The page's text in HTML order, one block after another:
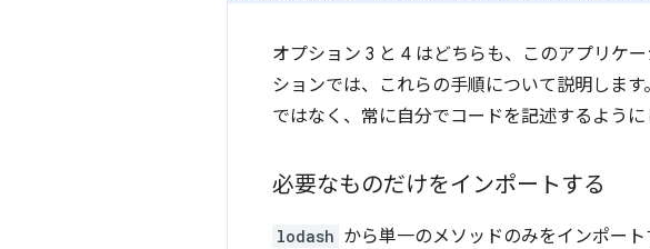
オプション 3 と 4 はどちらも、このアプリケ
ションでは、これらの手順について説明しま
ではなく、常に自分でコードを記述するように
必要なものだけをインポートする
lodash から単一のメソッドのみをインポー